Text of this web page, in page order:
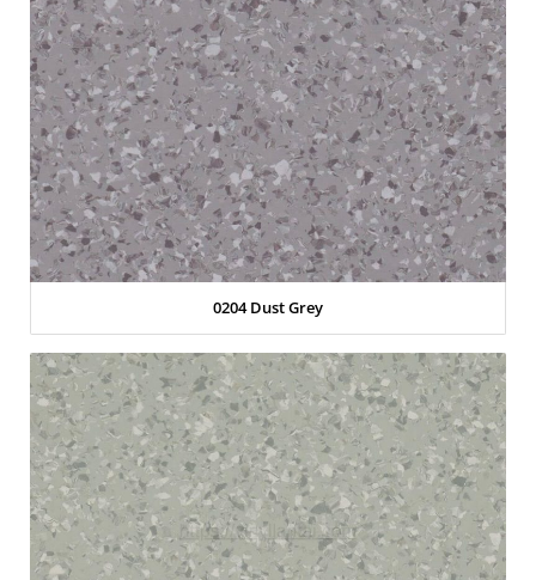
0204 Dust Grey